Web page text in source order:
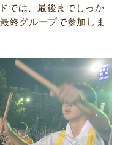
では、最後までしっか
終グループで参加しま